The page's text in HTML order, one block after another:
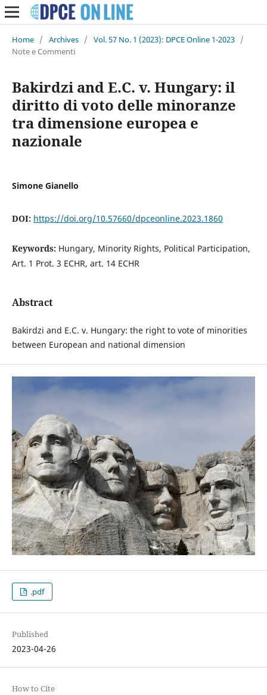
Home / Archives / Vol. 57 No. 1 (2023): DPCE Online 1-2023 /
Note e Commenti
Bakirdzi and E.C. v. Hungary: il
diritto di voto delle minoranze
tra dimensione europea e
nazionale
Simone Gianello
DOI: https://doi.org/10.57660/dpceonline.2023.1860
Keywords: Hungary, Minority Rights, Political Participation,
Art. 1 Prot. 3 ECHR, art. 14 ECHR
Abstract
Bakirdzi and E.C. v. Hungary: the right to vote of minorities
between European and national dimension
.pdf
Published
2023-04-26
How to Cite